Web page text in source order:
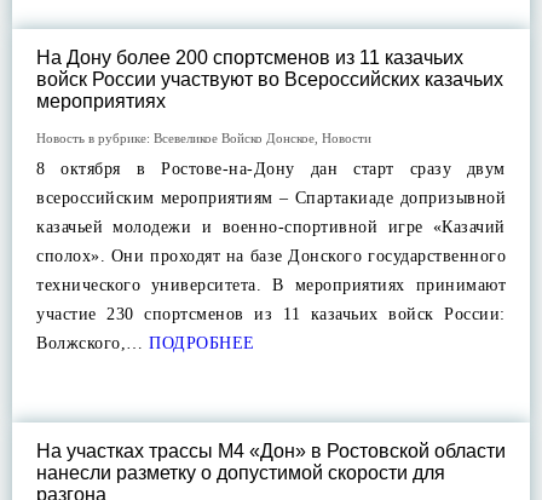
На Дону более 200 спортсменов из 11 казачьих
войск России участвуют во Всероссийских казачьих
мероприятиях
Новость в рубрике: Всевеликое Войско Донское Новости
8 октября в Ростове-на-Дону дан старт сразу двум
всероссийским мероприятиям – Спартакиаде допризывной
казачьей молодежи и военно-спортивной игре «Казачий
сполох». Они проходят на базе Донского государственного
технического университета. В мероприятиях принимают
участие 230 спортсменов из 11 казачьих войск России:
Волжского,… ПОДРОБНЕЕ
На участках трассы М4 «Дон» в Ростовской области
нанесли разметку о допустимой скорости для
разгона